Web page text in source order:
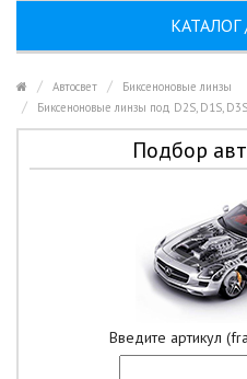
Автосвет
Биксеноновые линзы
Биксеноновые линзы под D2S, D1S,
Подбор
Введите артикул